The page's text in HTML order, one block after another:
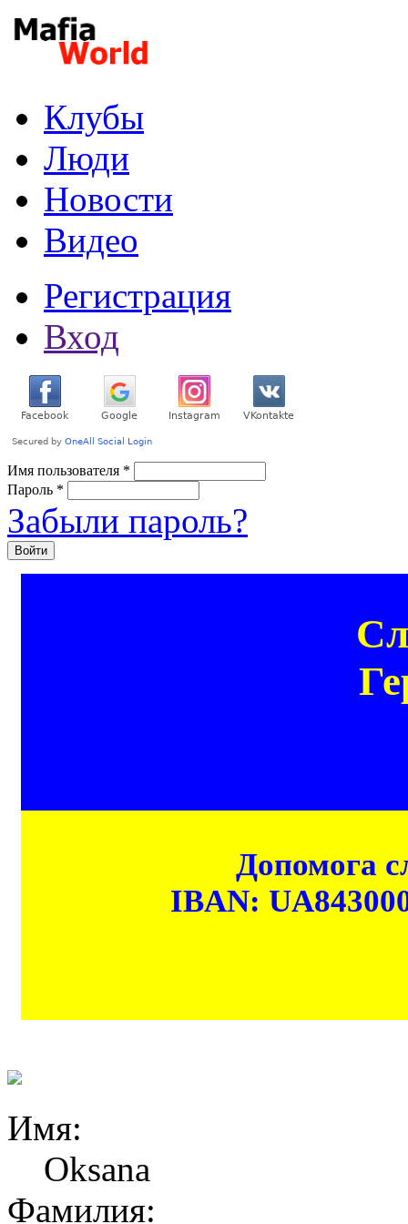
Перейти к основному содержанию
Клубы
Люди
Новости
Видео
Регистрация
Вход
Имя пользователя *
Пароль *
Забыли пароль?
Допомога
IBAN:
Имя:
Oksana
Фамилия: